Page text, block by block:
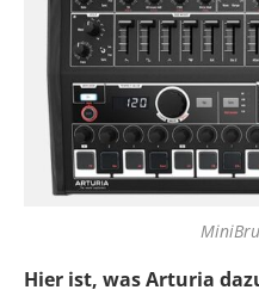
Hier ist, was Arturia